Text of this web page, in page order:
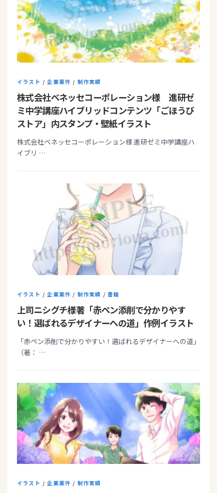
イラスト /企業案件 / 制作実績
株式会社ベネッセコーポレーション様 進研ゼ
ミ中学講座ハイブリッドコンテンツ「ごほうび
ストア」内スタンプ・壁紙イラスト
株式会社ベネッセコーポレーション様 進研ゼミ中学講座ハ
イブリ …
イラスト /企業案件 / 制作実績 /書籍
上司ニシグチ様著「赤ペン添削で分かりやす
い！選ばれるデザイナーへの道」作例イラスト
「赤ペン添削で分かりやすい！選ばれるデザイナーへの道」
（著： …
イラスト /企業案件 / 制作実績